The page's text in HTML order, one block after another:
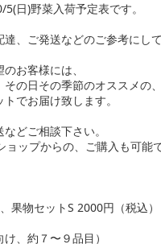
日)野菜入荷予定表です。
、ご発送などのご参考にして
お客様には、
その日その季節のオススメの
でお届け致します。
どご相談下さい。
ョップからの、ご購入も可能
果物セットS 2000円（税込）
け、約７〜９品目）